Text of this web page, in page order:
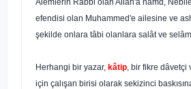
efendisi olan Muhammed'e ailesine ve
şekilde onlara tâbi olanlara salât ve selâm
Herhangi bir yazar, kâtip , bir fikre
için çalışan birisi olarak sekizinci